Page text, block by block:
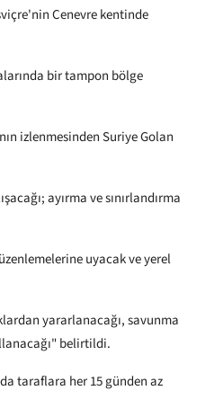
Cenevre kentinde
bir tampon bölge
izlenmesinden Suriye Golan
ayırma ve sınırlandırma
uyacak ve yerel
yararlanacağı, savunma
belirtildi.
taraflara her 15 günden az